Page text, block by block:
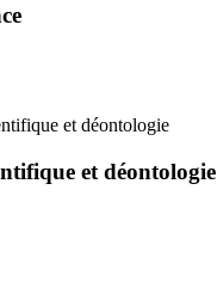
et déontologie
et déontologie